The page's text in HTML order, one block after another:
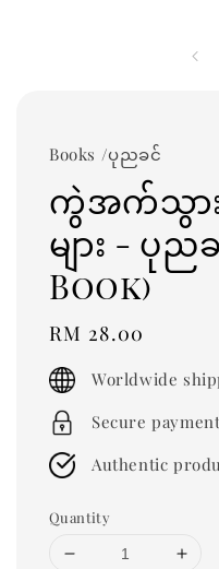
Books /ပုညခင်
ကွဲအက်သွား
များ - ပုည
Book)
Regular
price
RM 28.00
Worldwide
Secure
Authentic
Quantity